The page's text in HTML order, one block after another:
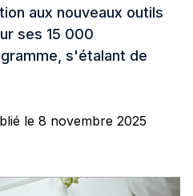
aux nouveaux outils
ses 15 000
s'étalant de
le 8 novembre 2025